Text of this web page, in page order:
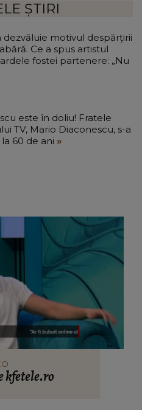
ȘTIRI
dezvăluie motivul despărțirii
Ce a spus artistul
fostei partenere: „Nu
este în doliu! Fratele
TV, Mario Diaconescu, s-a
60 de ani
kfetele.ro